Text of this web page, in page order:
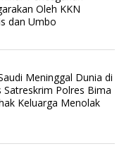
Oleh KKN
dan Umbo
Meninggal Dunia di
Polres Bima
Keluarga Menolak